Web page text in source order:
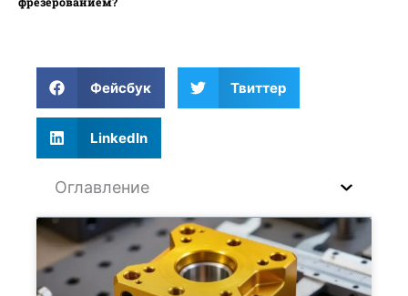
Фейсбук Твиттер
LinkedIn
Оглавление